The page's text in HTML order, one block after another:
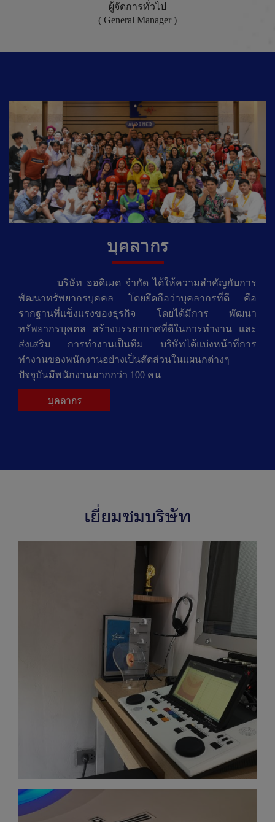
ผู้จัดการทั่วไป
( General Manager )
บุคลากร
บริษัท ออดิเมด จำกัด ได้ให้ความสำคัญกับการ
พัฒนาทรัพยากรบุคคล โดยยึดถือว่าบุคลากรที่ดี คือ
รากฐานที่แข็งแรงของธุรกิจ โดยได้มีการ พัฒนา
ทรัพยากรบุคคล สร้างบรรยากาศที่ดีในการทำงาน และ
ส่งเสริม การทำงานเป็นทีม บริษัทได้แบ่งหน้าที่การ
ทำงานของพนักงานอย่างเป็นสัดส่วนในแผนกต่างๆ
ปัจจุบันมีพนักงานมากกว่า 100 คน
บุคลากร
เยี่ยมชมบริษัท